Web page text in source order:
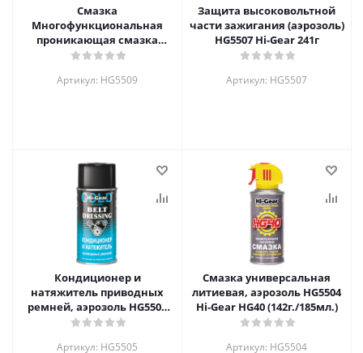
Смазка
Многофункциональная
проникающая смазка
аэрозоль HG40 HG5509 Hi-
Артикул: HG5509
Защита высоковольтной
части зажигания (аэрозоль)
HG5507 Hi-Gear 241г
Артикул: HG5507
Кондиционер и
натяжитель приводных
ремней, аэрозоль HG5505
Hi-Gear 198г
Артикул: HG5505
Смазка универсальная
литиевая, аэрозоль HG5504
Hi-Gear HG40 (142г./185мл.)
Артикул: HG5504